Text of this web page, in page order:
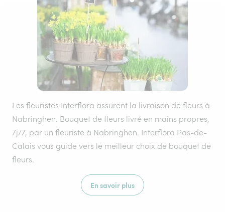
Les fleuristes Interflora assurent la livraison de fleurs à
Nabringhen. Bouquet de fleurs livré en mains propres,
7j/7, par un fleuriste à Nabringhen. Interflora Pas-de-
Calais vous guide vers le meilleur choix de bouquet de
fleurs.
En savoir plus